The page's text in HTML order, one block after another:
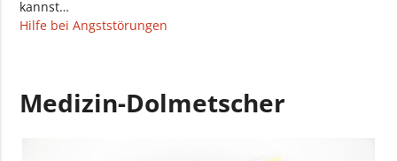
kannst…
Hilfe bei Angststörungen
Medizin-Dolmetscher